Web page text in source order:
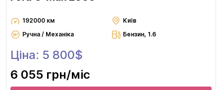
192000 км
Київ
Ручна / Механіка
Бензин, 1.6
Ціна: 5 800$
6 055 грн/міс